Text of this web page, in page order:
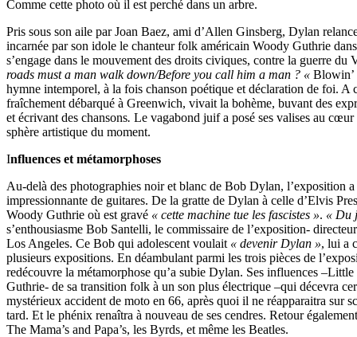
Comme cette photo où il est perché dans un arbre.
Pris sous son aile par Joan Baez, ami d’Allen Ginsberg, Dylan
incarnée par son idole le chanteur folk américain Woody Guthrie
s’engage dans le mouvement des droits civiques, contre la guerre du
roads must a man walk down/Before you call him a man ? « Blowin’
hymne intemporel, à la fois chanson poétique et déclaration de foi. A
fraîchement débarqué à Greenwich, vivait la bohème, buvant des
et écrivant des chansons. Le vagabond juif a posé ses valises au
sphère artistique du moment.
Influences et métamorphoses
Au-delà des photographies noir et blanc de Bob Dylan, l’exposition
impressionnante de guitares. De la gratte de Dylan à celle d’Elvis
Woody Guthrie où est gravé « cette machine tue les fascistes ». « Du
s’enthousiasme Bob Santelli, le commissaire de l’exposition-
Los Angeles. Ce Bob qui adolescent voulait « devenir Dylan », lui a
plusieurs expositions. En déambulant parmi les trois pièces de
redécouvre la métamorphose qu’a subie Dylan. Ses influences
Guthrie- de sa transition folk à un son plus électrique –qui décevra
mystérieux accident de moto en 66, après quoi il ne réapparaitra sur
tard. Et le phénix renaîtra à nouveau de ses cendres. Retour
The Mama’s and Papa’s, les Byrds, et même les Beatles.